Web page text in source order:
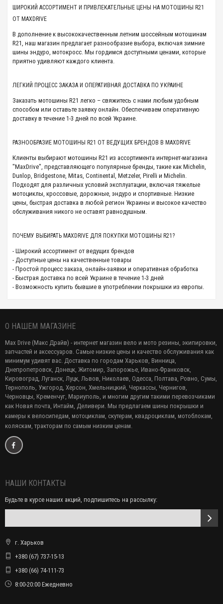
ШИРОКИЙ АССОРТИМЕНТ И ПРИВЛЕКАТЕЛЬНЫЕ ЦЕНЫ НА МОТОШИНЫ R21
ОТ MAXDRIVE
В дополнение к высококачественным летним шоссейным мотошинам
R21, наш магазин предлагает разнообразие выбора, включая зимние
шины эндуро, мотокросс. Мы гордимся доступными ценами, которые
приятно удивляют каждого клиента.
ЛЕГКИЙ ПРОЦЕСС ЗАКАЗА И ОПЕРАТИВНАЯ ДОСТАВКА ПО УКРАИНЕ
Заказать мотошины R21 легко – свяжитесь с нами любым удобным
способом или оставьте заявку онлайн. Обеспечиваем оперативную
доставку в течение 1-3 дней по всей Украине.
РАЗНООБРАЗИЕ МОТОШИНЫ R21 ОТ ВЕДУЩИХ БРЕНДОВ В MAXDRIVE
Клиенты выбирают мотошины R21 из ассортимента интернет-магазина
"MaxDrive", представляющего популярные бренды, такие как Michelin,
Dunlop, Bridgestone, Mitas, Continental, Metzeler, Pirelli и Michelin.
Подходят для различных условий эксплуатации, включая тяжелые
мотоциклы, кроссовые, дорожные, эндуро и спортивные. Низкие
цены, быстрая доставка в любой регион Украины и высокое качество
обслуживания никого не оставят равнодушным.
ПОЧЕМУ ВЫБИРАТЬ MAXDRIVE ДЛЯ ПОКУПКИ МОТОШИНЫ R21?
- Широкий ассортимент от ведущих брендов
- Доступные цены на качественные товары
- Простой процесс заказа, онлайн-заявки и оперативная обработка
- Быстрая доставка по всей Украине в течение 1-3 дней
- Возможность купить бывшие в употреблении покрышки из европы.
О НАШЕМ МАГАЗИНЕ
Max Drive (Макс Драйв) - интернет магазин вело и мото резины, экипировки,
запчастей и аксессуаров. Самые низкие цены и качество обслуживания как
минимум удивят вас. Доставка по городам Харьков, Винница,
Днепропетровск, Донецк, Житомир, Запорожье, Ивано-Франковск,
Кировоград, Луганск, Луцк, Львов, Николаев, Одесса, Полтава, Ровно, Сумы,
Тернополь, Ужгород, Херсон, Хмельницкий, Черкассы, Чернигов,
Черновцы, Кременчуг, Мариуполь, и многим другим такими перевозчиками
как Новая почта, Интайм, Деливери. Мы предлагаем шины покрышки и
камеры к велосипедам, мотоциклам, скутерам, квадроциклам, мотоблокам,
коляскам, тракторам по самым низким ценам.
НАШИ КОНТАКТЫ
Будьте в курсе наших акций, подпишитесь на рассылку:
г. Харьков
+380 (67) 737-15-13
+380 (66) 74-111-73
8:00-20:00 Ежедневно